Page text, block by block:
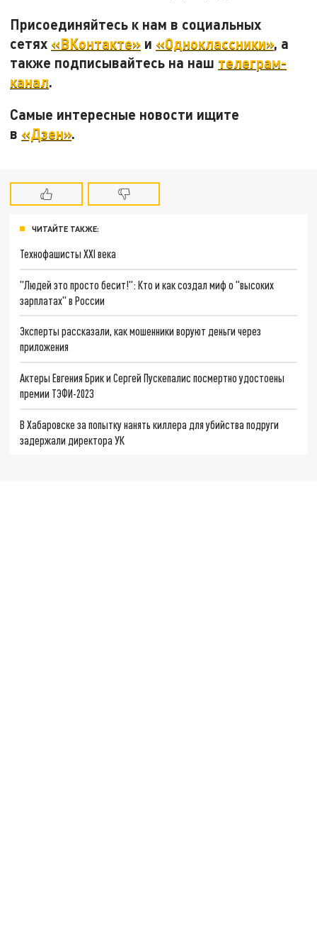
Присоединяйтесь к нам в социальных
сетях «ВКонтакте» и «Одноклассники», а
также подписывайтесь на наш телеграм-
канал.
Самые интересные новости ищите
в «Дзен».
ЧИТАЙТЕ ТАКЖЕ:
Технофашисты XXI века
"Людей это просто бесит!": Кто и как создал миф о "высоких
зарплатах" в России
Эксперты рассказали, как мошенники воруют деньги через
приложения
Актеры Евгения Брик и Сергей Пускепалис посмертно удостоены
премии ТЭФИ-2023
В Хабаровске за попытку нанять киллера для убийства подруги
задержали директора УК